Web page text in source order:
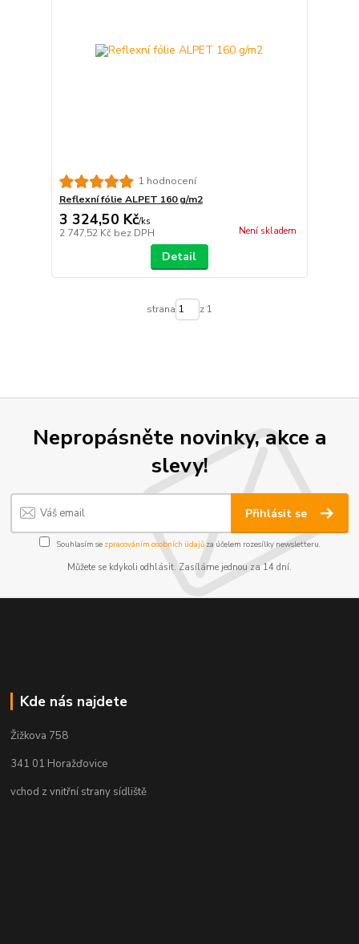
1 hodnocení
Reflexní fólie ALPET 160 g/m2
3 324,50 Kč/ks
2 747,52 Kč bez DPH Není skladem
Detail
strana z 1
Nepropásněte novinky, akce a
slevy!
Přihlásit se
Souhlasím se zpracováním osobních údajůza účelem rozesílky newsletteru.
Můžete se kdykoli odhlásit. Zasíláme jednou za 14 dní.
Kde nás najdete
Žižkova 758
341 01 Horažďovice
vchod z vnitřní strany sídliště